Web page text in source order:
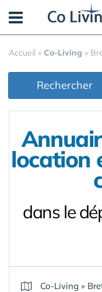
Accueil » Co-Living »
Rechercher
location
dans le
Co-Living »
Panneau de gestion des